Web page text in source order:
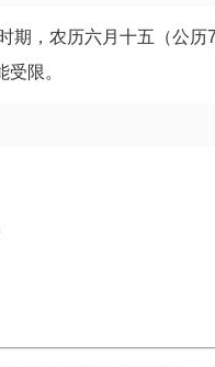
期，农历六月十五（公
限。